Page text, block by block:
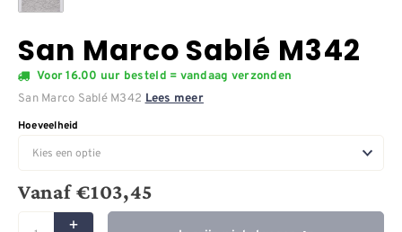
San Marco Sablé M342
Voor 16.00 uur besteld = vandaag verzonden
San Marco Sablé M342 Lees meer
Hoeveelheid
Vanaf€103,45